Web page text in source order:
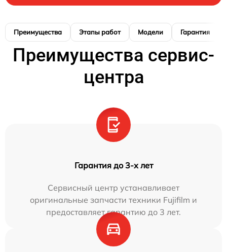
Преимущества Этапы работ Модели Гарантия
Преимущества сервис-
центра
Гарантия до 3-х лет
Сервисный центр устанавливает
оригинальные запчасти техники Fujifilm и
предоставляет гарантию до 3 лет.